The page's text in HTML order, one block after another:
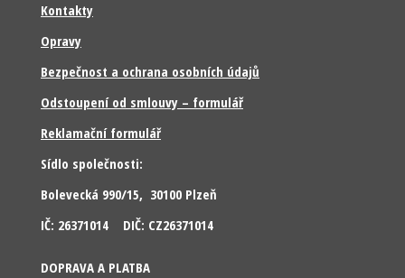
Kontakty
Opravy
Bezpečnost a ochrana osobních údajů
Odstoupení od smlouvy – formulář
Reklamační formulář
Sídlo společnosti:
Bolevecká 990/15, 30100 Plzeň
IČ: 26371014 DIČ: CZ26371014
DOPRAVA A PLATBA